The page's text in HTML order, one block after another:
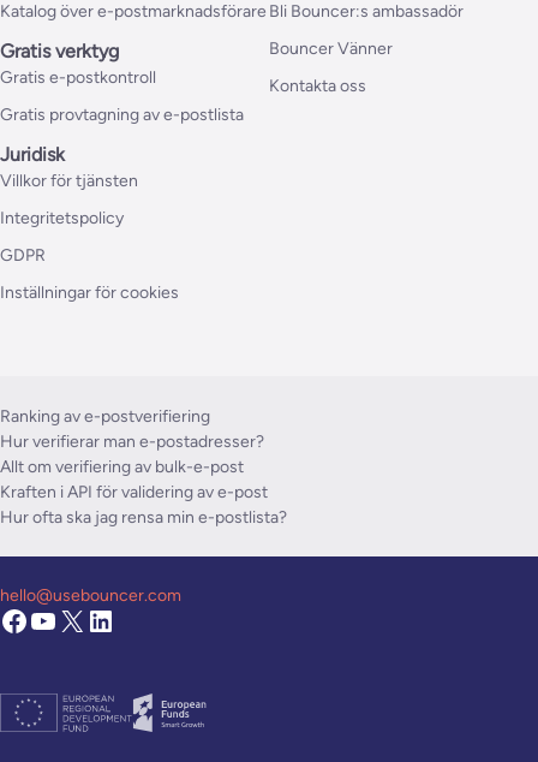
Katalog över e-postmarknadsförare
Gratis verktyg
Gratis e-postkontroll
Gratis provtagning av e-postlista
Bli Bouncer:s ambassadör
Bouncer Vänner
Kontakta oss
Juridisk
Villkor för tjänsten
Integritetspolicy
GDPR
Inställningar för cookies
Ranking av e-postverifiering
Hur verifierar man e-postadresser?
Allt om verifiering av bulk-e-post
Kraften i API för validering av e-post
Hur ofta ska jag rensa min e-postlista?
hello@usebouncer.com